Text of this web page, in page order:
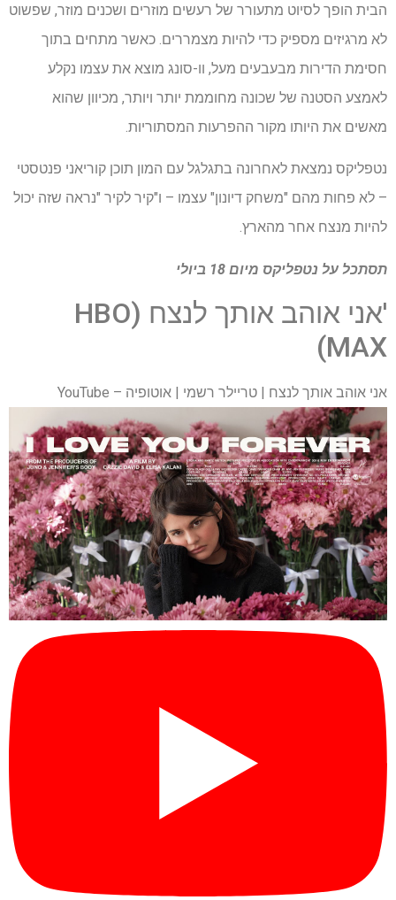
הבית הופך לסיוט מתעורר של רעשים מוזרים ושכנים מוזר, שפשוט
לא מרגיזים מספיק כדי להיות מצמררים. כאשר מתחים בתוך
חסימת הדירות מבעבעים מעל, וו-סונג מוצא את עצמו נקלע
לאמצע הסטנה של שכונה מחוממת יותר ויותר, מכיוון שהוא
מאשים את היותו מקור ההפרעות המסתוריות.
נטפליקס נמצאת לאחרונה בתגלגל עם המון תוכן קוריאני פנטסטי
– לא פחות מהם "משחק דיונון" עצמו – ו"קיר לקיר "נראה שזה יכול
להיות מנצח אחר מהארץ.
תסתכל על נטפליקס מיום 18 ביולי
'אני אוהב אותך לנצח (HBO
MAX)
אני אוהב אותך לנצח | טריילר רשמי | אוטופיה – YouTube